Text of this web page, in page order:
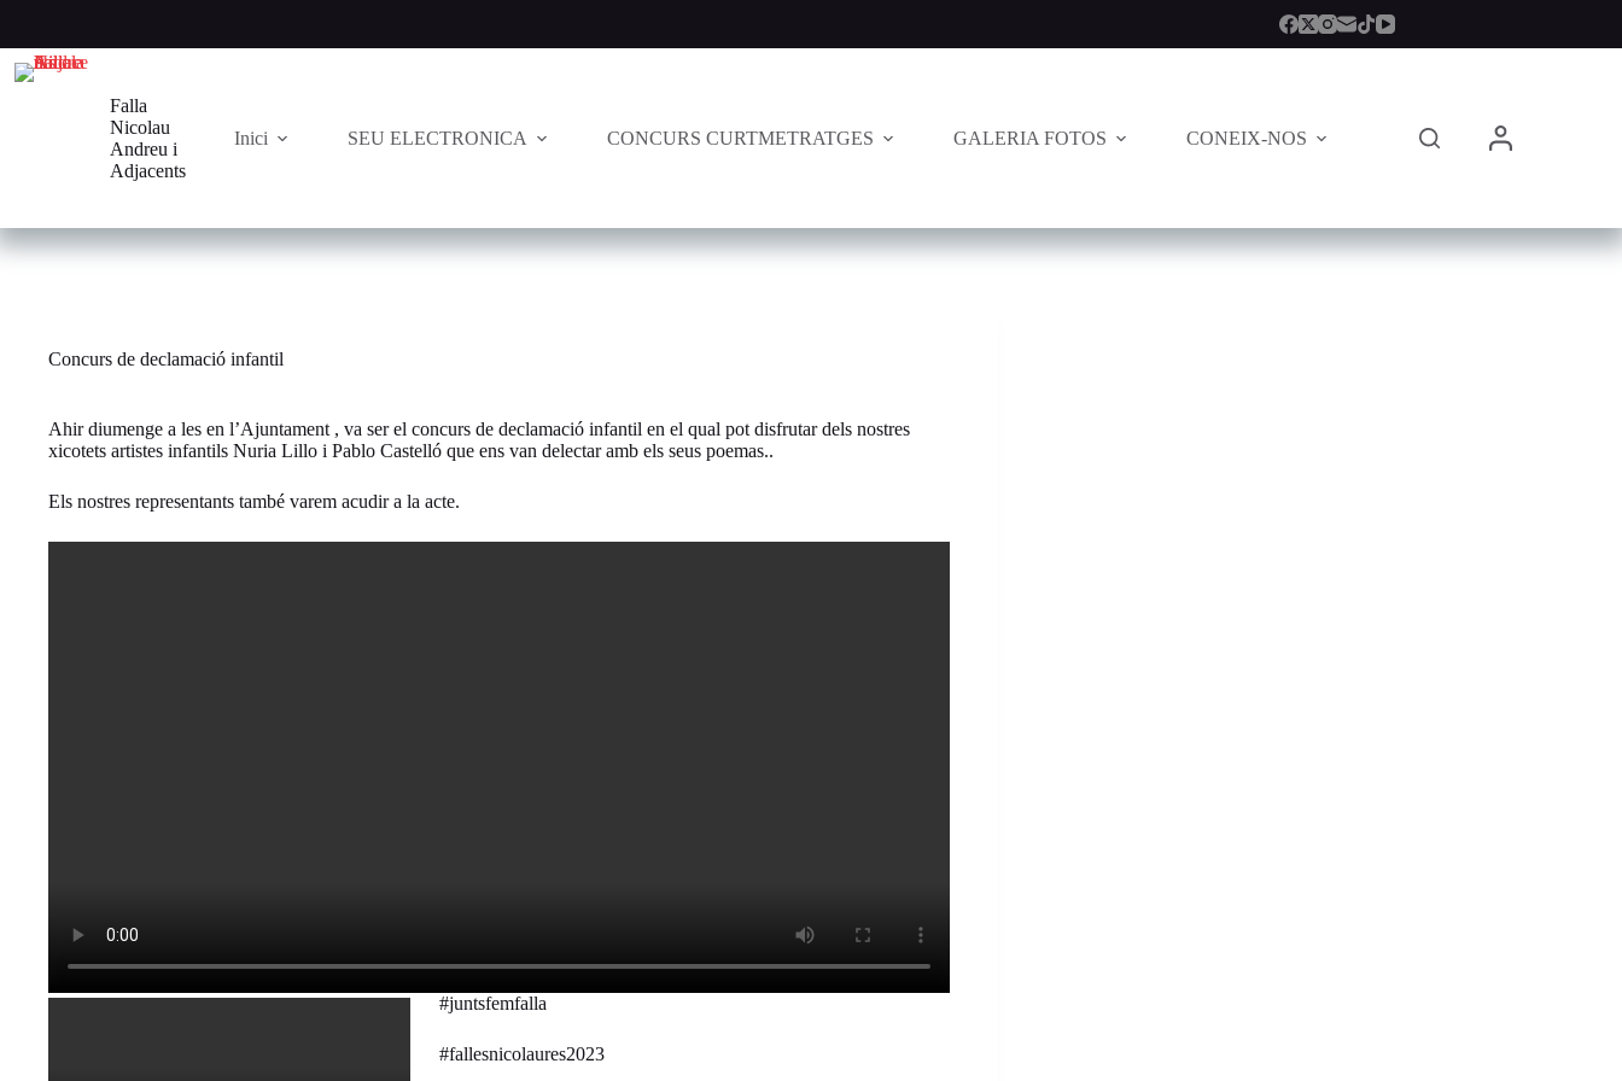
contenido
Falla
Nicolau
Andreu i
Adjacents
Inici SEU ELECTRONICA CONCURS CURTMETRATGES GALERIA FOTOS CONEIX-NOS
Concurs de declamació infantil
Ahir diumenge a les en l’Ajuntament , va ser el concurs de declamació infantil en el qual pot disfrutar dels nostres
xicotets artistes infantils Nuria Lillo i Pablo Castelló que ens van delectar amb els seus poemas..
Els nostres representants també varem acudir a la acte.
#juntsfemfalla
#fallesnicolaures2023